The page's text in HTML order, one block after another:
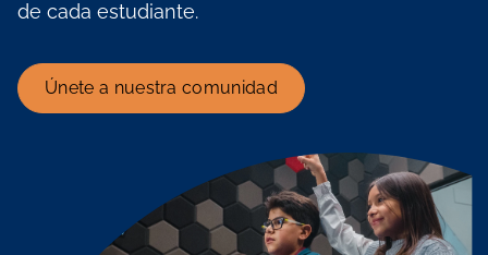
de cada estudiante.
Únete a nuestra comunidad